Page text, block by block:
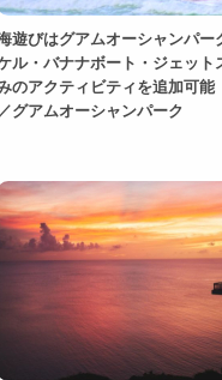
遊びはグアムオーシャンパー
ル・バナナボート・ジェット
のアクティビティを追加可能
／グアムオーシャンパーク